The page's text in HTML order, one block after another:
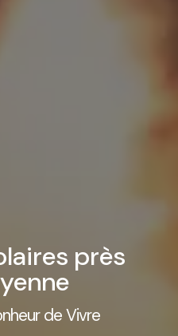
près
de Vivre